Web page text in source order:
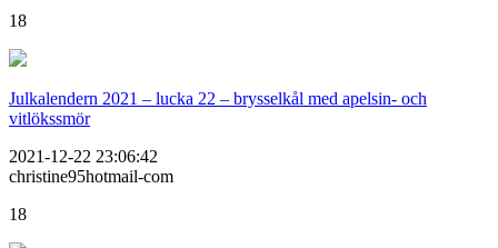
18
Julkalendern 2021 – lucka 22 – brysselkål med apelsin- och
vitlökssmör
2021-12-22 23:06:42
christine95hotmail-com
18